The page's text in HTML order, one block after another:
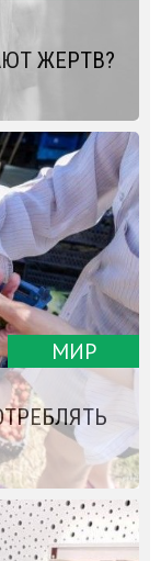
ЖЕРТВ?
МИР